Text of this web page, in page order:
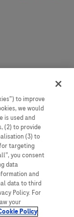
til en stor
i ditt land.
for tilgang til
gyldig juridisk
ditt.
innlegg, men
det lar seg gjøre.
som det lenkes til.
annet sted er ikke
og slikt
bivirkninger eller
to improve
we would
is used and
(2) to provide
(3) to
targeting
you consent
data
and
data to third
Policy. For
your
Policy